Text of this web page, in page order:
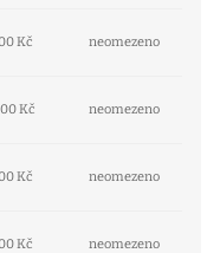
Kč neomezeno
Kč neomezeno
Kč neomezeno
Kč neomezeno